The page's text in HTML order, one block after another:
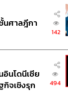
นศาลฎีกา
142
นโดนีเซีย
กิจเชิงรุก
494